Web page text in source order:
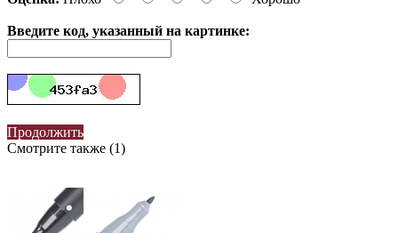
Введите код, указанный на картинке:
Продолжить
Смотрите также (1)